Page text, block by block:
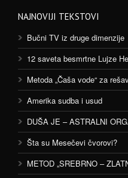
NAJNOVIJI TEKSTOVI
Bučni TV iz druge dimenzije
12 saveta besmrtne Lujze
Metoda „Čaša vode“ za
Amerika sudba i usud
DUŠA JE – ASTRALNI
Šta su Mesečevi čvorovi?
METOD „SREBRNO –